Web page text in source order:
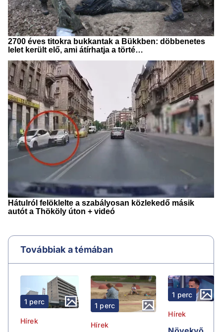
Továbbiak a témában
1 perc
Hírek
1 perc
Hírek
1 perc
Hírek